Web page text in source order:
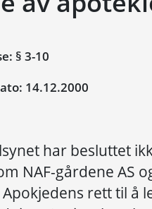
§ 3-10
14.12.2000
har besluttet
NAF-gårdene AS
rett til å